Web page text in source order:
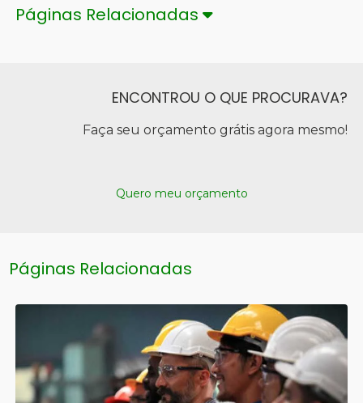
Páginas Relacionadas
ENCONTROU O QUE PROCURAVA?
Faça seu orçamento grátis agora mesmo!
Quero meu orçamento
Páginas Relacionadas